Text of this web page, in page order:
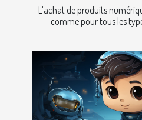
L’achat de produits
comme pour tous les